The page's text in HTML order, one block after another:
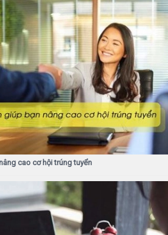
cao cơ hội trúng tuyển